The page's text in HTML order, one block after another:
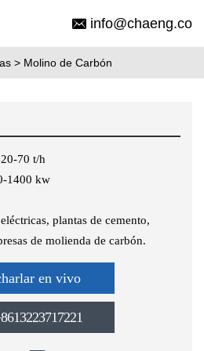
info@chaeng.co
> Molino de Carbón
70 t/h
1400 kw
plantas de cemento,
de molienda de carbón.
en vivo